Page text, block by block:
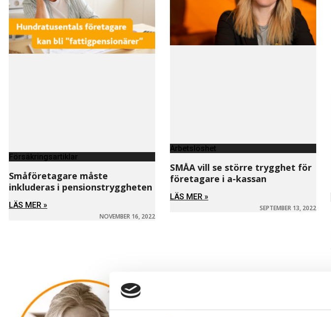
Försäkringsartiklar
Småföretagare måste
inkluderas i pensionstryggheten
LÄS MER »
NOVEMBER 16, 2022
Arbetslöshet
SMÅA vill se större trygghet för
företagare i a-kassan
LÄS MER »
SEPTEMBER 13, 2022